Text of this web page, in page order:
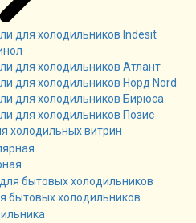
для холодильников Indesit
для холодильников Атлант
для холодильников Норд Nord
для холодильников Бирюса
для холодильников Позис
холодильных витрин
бытовых холодильников